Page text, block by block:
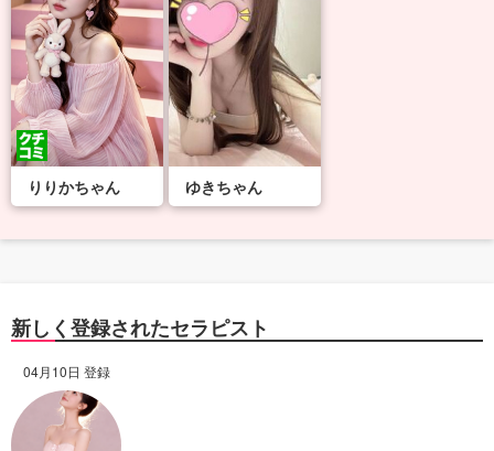
りりかちゃん ゆきちゃん
新しく登録されたセラピスト
04月10日 登録